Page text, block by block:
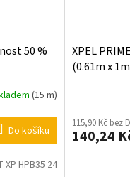
50 %
(15 m)
Do košíku
XPEL
(0.61m x
115,90 Kč bez
140,24
XP HPB35 24